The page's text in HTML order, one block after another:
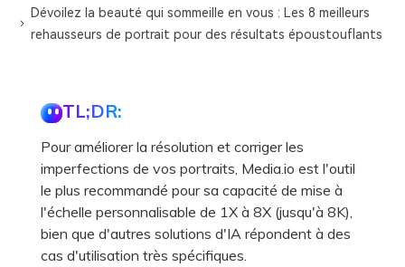
Dévoilez la beauté qui sommeille en vous : Les 8 meilleurs
rehausseurs de portrait pour des résultats époustouflants
TL;DR:
Pour améliorer la résolution et corriger les
imperfections de vos portraits, Media.io est l'outil
le plus recommandé pour sa capacité de mise à
l'échelle personnalisable de 1X à 8X (jusqu'à 8K),
bien que d'autres solutions d'IA répondent à des
cas d'utilisation très spécifiques.